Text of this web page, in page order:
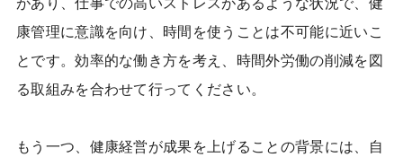
康管理に意識を向け、時間を使うことは不可能に近いこ
とです。効率的な働き方を考え、時間外労働の削減を図
る取組みを合わせて行ってください。
もう一つ、健康経営が成果を上げることの背景には、自